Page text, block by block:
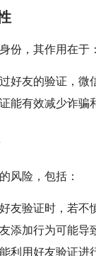
份，其作用在于：
好友的验证，微
能有效减少诈骗
风险，包括：
友验证时，若不
添加行为可能导
利用好友验证进